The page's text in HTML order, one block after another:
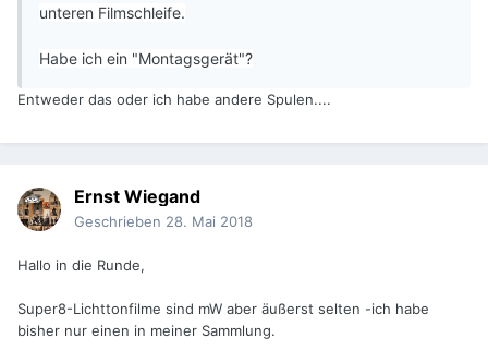
unteren Filmschleife.
Habe ich ein "Montagsgerät"?
Entweder das oder ich habe andere Spulen....
Ernst Wiegand
Geschrieben 28. Mai 2018
Hallo in die Runde,
Super8-Lichttonfilme sind mW aber äußerst selten -ich habe
bisher nur einen in meiner Sammlung.